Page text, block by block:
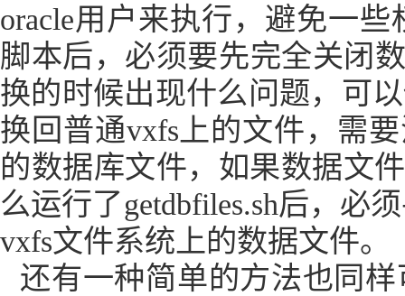
oracle用户来执行，避免一
脚本后，必须要先完全关闭
换的时候出现什么问题，可
换回普通vxfs 上的文件，需
的数据库文件，如果数据文
么运行了getdbfiles.sh后，必
vxfs文件系统上的数据文件。
还有一种简单的方法也同